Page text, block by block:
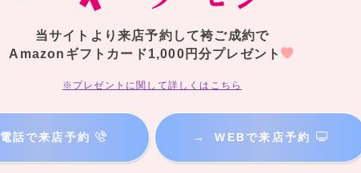
当サイトより来店予約して袴ご成約で
Amazonギフトカード1,000円分プレゼント
※プレゼントに関して詳しくはこちら
電話で来店予約 → WEBで来店予約